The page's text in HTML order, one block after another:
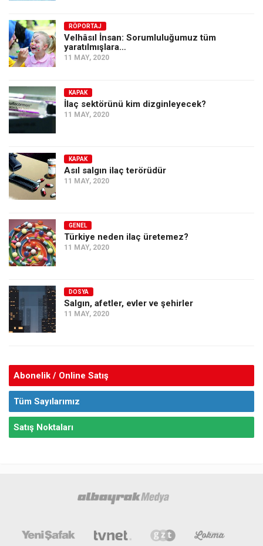
RÖPORTAJ
Velhâsıl İnsan: Sorumluluğumuz tüm
yaratılmışlara…
11 MAY, 2020
KAPAK
İlaç sektörünü kim dizginleyecek?
11 MAY, 2020
KAPAK
Asıl salgın ilaç terörüdür
11 MAY, 2020
GENEL
Türkiye neden ilaç üretemez?
11 MAY, 2020
DOSYA
Salgın, afetler, evler ve şehirler
11 MAY, 2020
Abonelik / Online Satış
Tüm Sayılarımız
Satış Noktaları